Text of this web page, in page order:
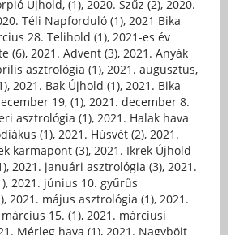
Újhold, (1), 2020. Szűz (2), 2020.
Téli Napforduló (1), 2021 Bika
28. Telihold (1), 2021-es év
(6), 2021. Advent (3), 2021. Anyák
asztrológia (1), 2021. augusztus,
, 2021. Bak Újhold (1), 2021. Bika
19, (1), 2021. december 8.
asztrológia (1), 2021. Halak hava
(1), 2021. Húsvét (2), 2021.
karmapont (3), 2021. Ikrek Újhold
, 2021. januári asztrológia (3), 2021.
, 2021. június 10. gyűrűs
, 2021. május asztrológia (1), 2021.
15. (1), 2021. márciusi
Mérleg hava (1), 2021. Nagyböjt